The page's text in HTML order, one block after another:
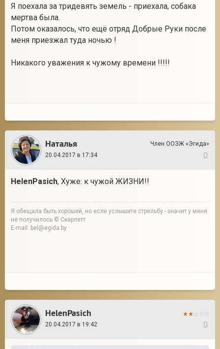
Я поехала за тридевять земель - приехала, собака
мертва была.
Потом оказалось, что ещё отряд Добрые Руки после
меня приезжал туда ночью !
Никакого уважения к чужому времени !!!!!
Наталья
Член ООЗЖ «Эгида»
20.04.2017 в 17:34
HelenPasich, Хуже: к чужой ЖИЗНИ!!
Я обещала быть хорошей, но если услышите стрельбу - значит у меня
не получилось © Скарлетт
E-mail: bel@egida.by
HelenPasich
20.04.2017 в 19:42